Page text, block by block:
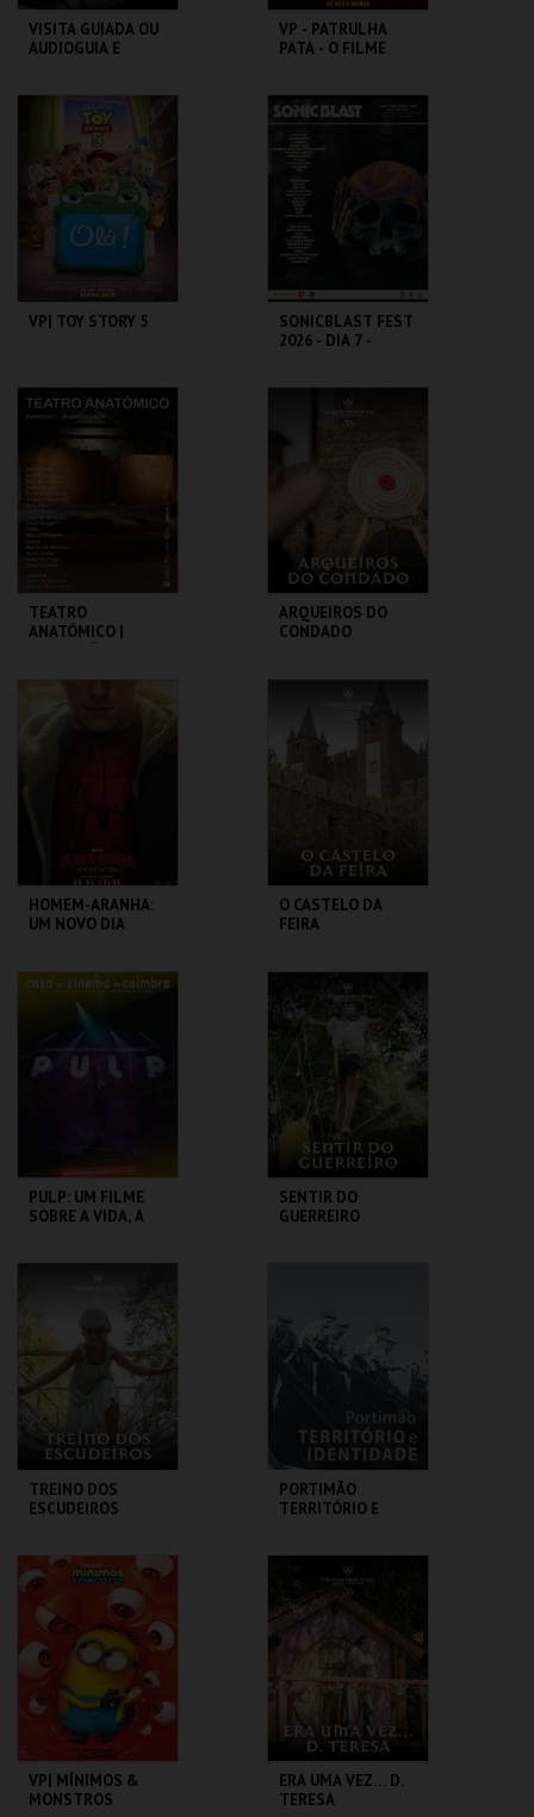
VISITA GUIADA OU
AUDIOGUIA E
MUSEU DA CERVEJA
MAIS INFO
COMPRAR
VP - PATRULHA
PATA - O FILME
CINEMAS CINEMAX
PENAFIEL
MAIS INFO
COMPRAR
VP| TOY STORY 5
CINEMAS CINEMAX
PENAFIEL
COMPRAR
SONICBLAST FEST
2026 - DIA 7 -
PRAIA DUNA DO
CALDEIRÃO
MAIS INFO
TEATRO
ANATÓMICO |
ARQUEIROS DO
CONDADO
SANTA MARIA DA
MAIS INFO
HOMEM-ARANHA:
UM NOVO DIA
CINEMAS CINEMAX
PENAFIEL
MAIS INFO
O CASTELO DA
FEIRA
SANTA MARIA DA
FEIRA
MAIS INFO
COMPRAR
PULP: UM FILME
SOBRE A VIDA, A
CASA DO CINEMA
MAIS INFO
COMPRAR
SENTIR DO
GUERREIRO
MAIS INFO
TREINO DOS
ESCUDEIROS
SANTA MARIA DA
FEIRA
MAIS INFO
COMPRAR
PORTIMÃO
TERRITÓRIO E
MUSEU DE
PORTIMÃO
MAIS INFO
COMPRAR
VP| MÍNIMOS &
MONSTROS
ERA UMA VEZ… D.
TERESA